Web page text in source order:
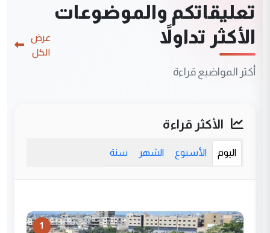
تعليقاتكم والموضوعات
الأكثر تداولاً
أكثر المواضيع قراءة
عرض
الكل
الأكثر قراءة
اليوم الأسبوع الشهر سنة
1